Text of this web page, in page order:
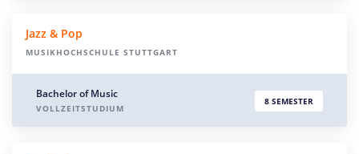
Jazz & Pop
MUSIKHOCHSCHULE STUTTGART
Bachelor of Music
VOLLZEITSTUDIUM
8 SEMESTER